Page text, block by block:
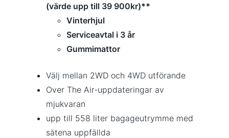
(värde upp till 39 900kr)**
Vinterhjul
Serviceavtal i 3 år
Gummimattor
Välj mellan 2WD och 4WD utförande
Over The Air-uppdateringar av
mjukvaran
upp till 558 liter bagageutrymme med
sätena uppfällda